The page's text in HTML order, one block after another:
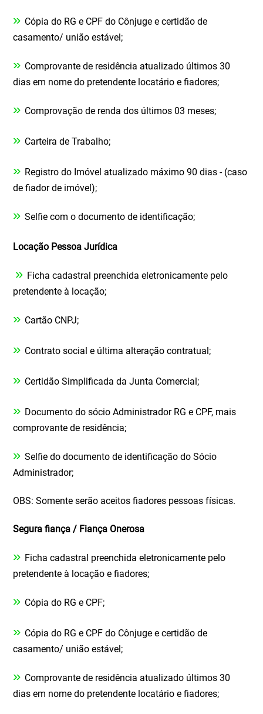
» Cópia do RG e CPF do Cônjuge e certidão de
casamento/ união estável;
» Comprovante de residência atualizado últimos 30
dias em nome do pretendente locatário e fiadores;
» Comprovação de renda dos últimos 03 meses;
» Carteira de Trabalho;
» Registro do Imóvel atualizado máximo 90 dias - (caso
de fiador de imóvel);
» Selfie com o documento de identificação;
Locação Pessoa Jurídica
» Ficha cadastral preenchida eletronicamente pelo
pretendente à locação;
» Cartão CNPJ;
» Contrato social e última alteração contratual;
» Certidão Simplificada da Junta Comercial;
» Documento do sócio Administrador RG e CPF, mais
comprovante de residência;
» Selfie do documento de identificação do Sócio
Administrador;
OBS: Somente serão aceitos fiadores pessoas físicas.
Segura fiança / Fiança Onerosa
» Ficha cadastral preenchida eletronicamente pelo
pretendente à locação e fiadores;
» Cópia do RG e CPF;
» Cópia do RG e CPF do Cônjuge e certidão de
casamento/ união estável;
» Comprovante de residência atualizado últimos 30
dias em nome do pretendente locatário e fiadores;